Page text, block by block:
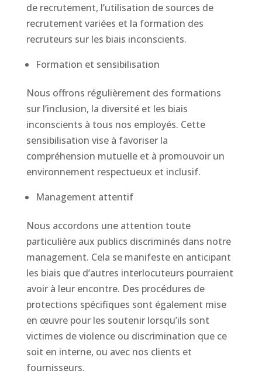
de recrutement, l’utilisation de sources de
recrutement variées et la formation des
recruteurs sur les biais inconscients.
Formation et sensibilisation
Nous offrons régulièrement des formations
sur l’inclusion, la diversité et les biais
inconscients à tous nos employés. Cette
sensibilisation vise à favoriser la
compréhension mutuelle et à promouvoir un
environnement respectueux et inclusif.
Management attentif
Nous accordons une attention toute
particulière aux publics discriminés dans notre
management. Cela se manifeste en anticipant
les biais que d’autres interlocuteurs pourraient
avoir à leur encontre. Des procédures de
protections spécifiques sont également mise
en œuvre pour les soutenir lorsqu’ils sont
victimes de violence ou discrimination que ce
soit en interne, ou avec nos clients et
fournisseurs.